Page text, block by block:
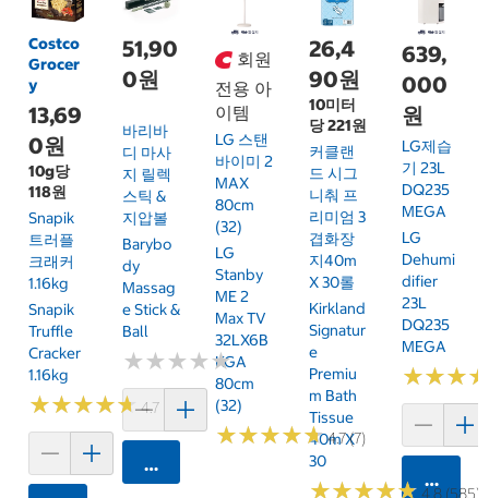
Costco
Grocer
y
13,69
0원
10g당
118원
Snapik
트러플
크래커
1.16kg
Snapik
Truffle
Cracker
1.16kg
★★★★★
★★★★★4.7 (159)
51,90
0원
바리바
디 마사
지 릴렉
스틱 &
지압볼
Barybo
Dy
Massag
E Stick &
Ball
★★★★★
★★★★★
카트에 담기
회원
전용 아
이템
LG 스탠
바이미 2
MAX
80cm
(32)
LG
Stanby
ME 2
Max TV
32LX6B
KGA
80cm
(32)
★★★★★
★★★★★4.7 (7)
26,4
90원
10미터
당 221원
커클랜
드 시그
니춰 프
리미엄 3
겹화장
지40m
X 30롤
Kirkland
Signatur
E
Premiu
M Bath
Tissue
40m X
30
★★★★★
★★★★★ 4.8 (585)
639,
000
원
LG제습
기 23L
DQ235
MEGA
LG
Dehumi
Difier
23L
DQ235
MEGA
★★★
★★★
카트에